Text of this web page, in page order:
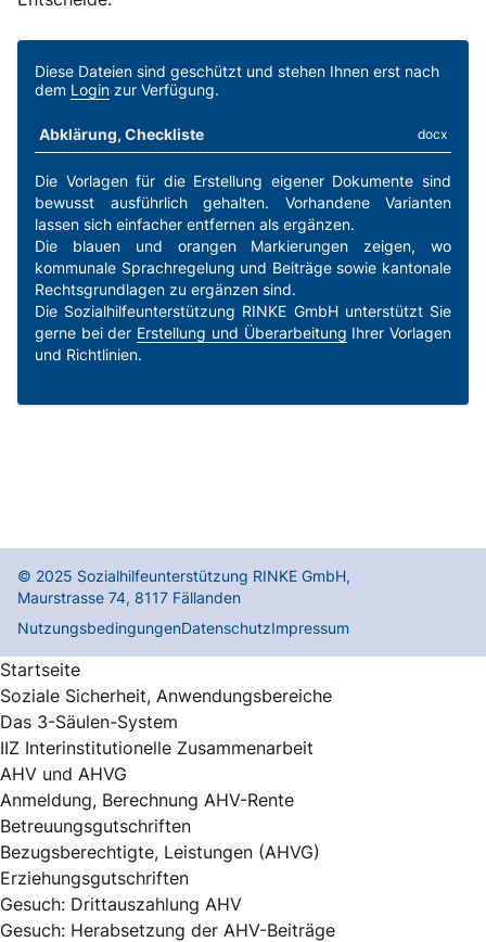
Diese Dateien sind geschützt und stehen Ihnen erst nach
dem Login zur Verfügung.
Abklärung, Checkliste docx
Die Vorlagen für die Erstellung eigener Dokumente sind
bewusst ausführlich gehalten. Vorhandene Varianten
lassen sich einfacher entfernen als ergänzen.
Die blauen und orangen Markierungen zeigen, wo
kommunale Sprachregelung und Beiträge sowie kantonale
Rechtsgrundlagen zu ergänzen sind.
Die Sozialhilfeunterstützung RINKE GmbH unterstützt Sie
gerne bei der Erstellung und Überarbeitung Ihrer Vorlagen
und Richtlinien.
© 2025 Sozialhilfeunterstützung RINKE GmbH,
Maurstrasse 74, 8117 Fällanden
NutzungsbedingungenDatenschutzImpressum
Startseite
Soziale Sicherheit, Anwendungsbereiche
Das 3-Säulen-System
IIZ Interinstitutionelle Zusammenarbeit
AHV und AHVG
Anmeldung, Berechnung AHV-Rente
Betreuungsgutschriften
Bezugsberechtigte, Leistungen (AHVG)
Erziehungsgutschriften
Gesuch: Drittauszahlung AHV
Gesuch: Herabsetzung der AHV-Beiträge